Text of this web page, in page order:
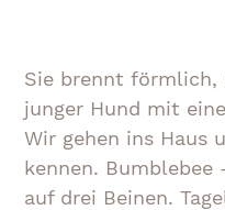
Sie brennt förmlich,
junger Hund mit
Wir gehen ins Haus
kennen. Bumblebee
auf drei Beinen.